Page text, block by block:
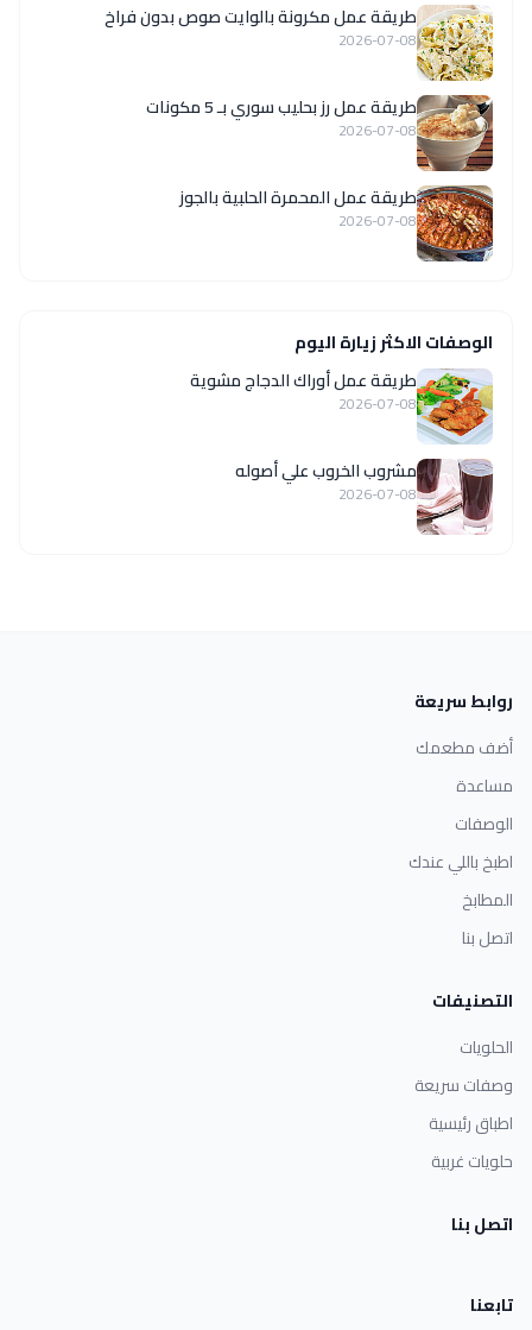
طريقة عمل مكرونة بالوايت صوص بدون فراخ
2026-07-08
طريقة عمل رز بحليب سوري بـ 5 مكونات
2026-07-08
طريقة عمل المحمرة الحلبية بالجوز
2026-07-08
الوصفات الاكثر زيارة اليوم
طريقة عمل أوراك الدجاج مشوية
2026-07-08
مشروب الخروب علي أصوله
2026-07-08
روابط سريعة
أضف مطعمك
مساعدة
الوصفات
اطبخ باللي عندك
المطابخ
اتصل بنا
التصنيفات
الحلويات
وصفات سريعة
اطباق رئيسية
حلويات غربية
اتصل بنا
تابعنا